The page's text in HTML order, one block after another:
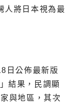
人將日本視為最
日公佈最新版
結果，民調顯
與地區，其次